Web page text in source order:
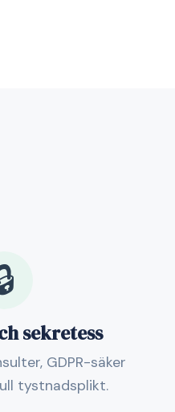
sekretess
GDPR-säker
tystnadsplikt.